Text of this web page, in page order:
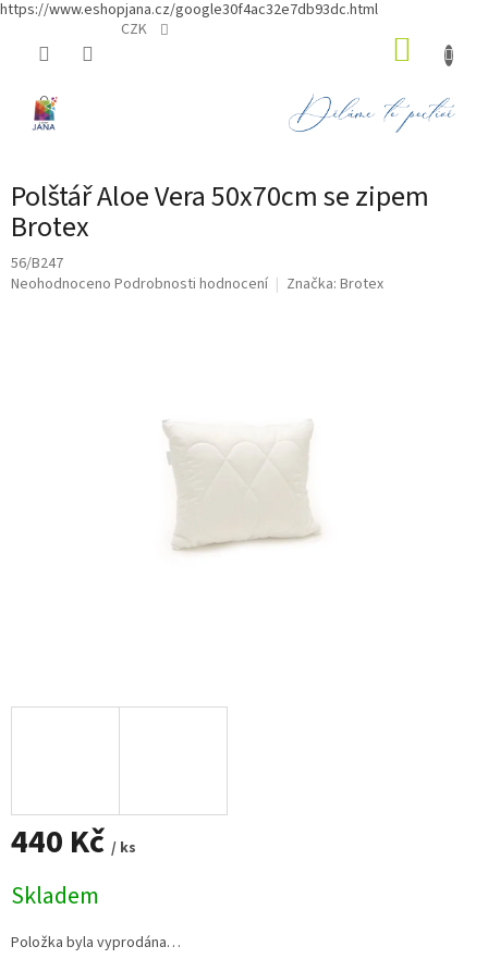
https://www.eshopjana.cz/google30f4ac32e7db93dc.html
CZK
Polštář Aloe Vera 50x70cm se zipem
Brotex
56/B247
Průměrné
Neohodnoceno Podrobnosti hodnocení Značka: Brotex
440 Kč / ks
cena:
Skladem
Položka byla vyprodána…